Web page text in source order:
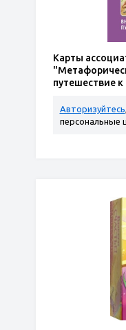
Карты
путешествие к
Авторизуйтесь
персональные